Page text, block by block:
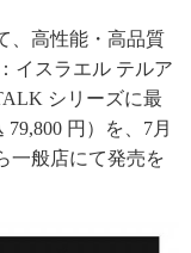
、高性能・高品質
イスラエル テルア
シリーズに最
円）を、7月
一般店にて発売を